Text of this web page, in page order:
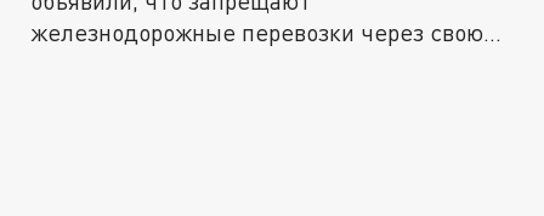
железнодорожные перевозки через свою